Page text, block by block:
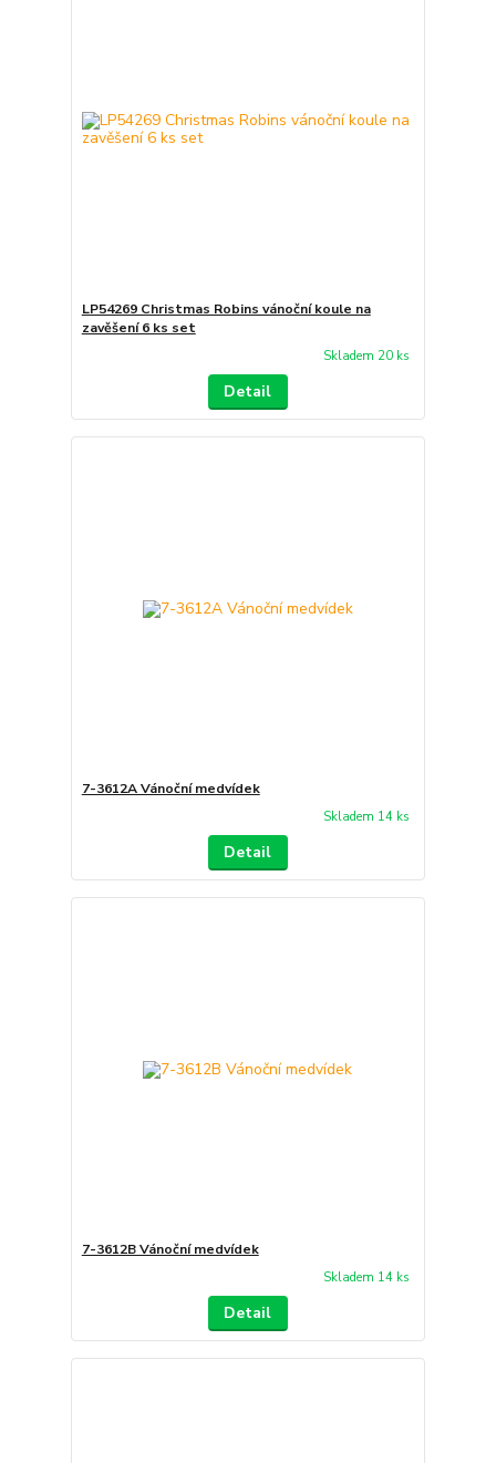
LP54269 Christmas Robins vánoční koule na
zavěšení 6 ks set
Skladem 20 ks
Detail
7-3612A Vánoční medvídek
Skladem 14 ks
Detail
7-3612B Vánoční medvídek
Skladem 14 ks
Detail